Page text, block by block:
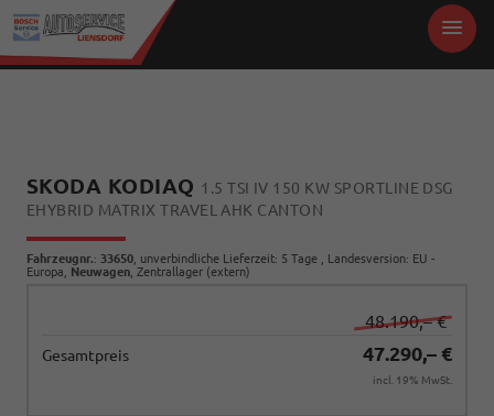
SKODA KODIAQ 1.5 TSI IV 150 KW SPORTLINE DSG
EHYBRID MATRIX TRAVEL AHK CANTON
Fahrzeugnr.: 33650 , unverbindliche Lieferzeit: 5 Tage , Landesversion: EU -
Europa, Neuwagen , Zentrallager (extern)
48.190,– €
Gesamtpreis 47.290,– €
incl. 19% MwSt.